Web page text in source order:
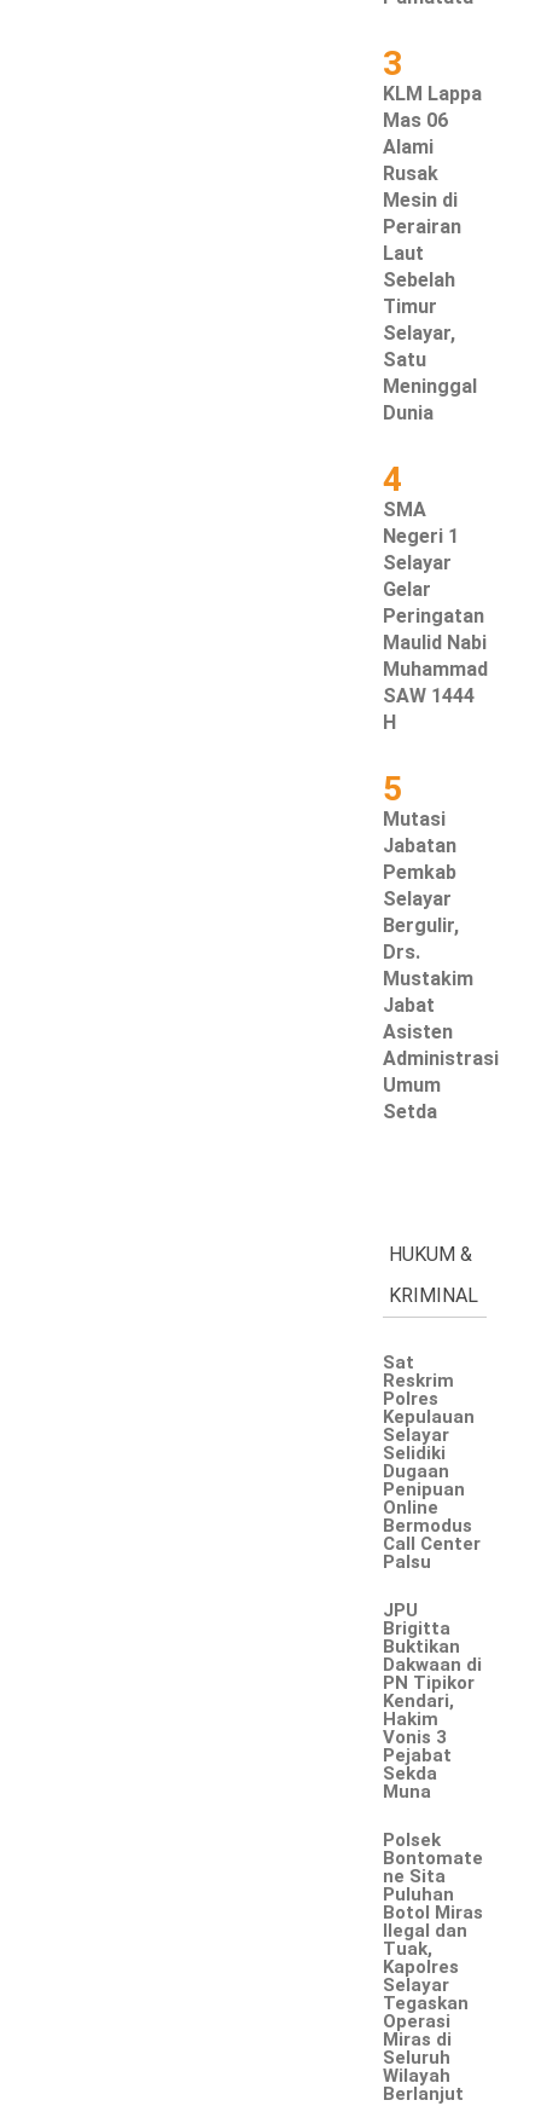
3
KLM Lappa
Mas 06
Alami
Rusak
Mesin di
Perairan
Laut
Sebelah
Timur
Selayar,
Satu
Meninggal
Dunia
4
SMA
Negeri 1
Selayar
Gelar
Peringatan
Maulid Nabi
Muhammad
SAW 1444
H
5
Mutasi
Jabatan
Pemkab
Selayar
Bergulir,
Drs.
Mustakim
Jabat
Asisten
Administrasi
Umum
Setda
HUKUM &
KRIMINAL
Sat
Reskrim
Polres
Kepulauan
Selayar
Selidiki
Dugaan
Penipuan
Online
Bermodus
Call Center
Palsu
JPU
Brigitta
Buktikan
Dakwaan di
PN Tipikor
Kendari,
Hakim
Vonis 3
Pejabat
Sekda
Muna
Polsek
Bontomate
ne Sita
Puluhan
Botol Miras
Ilegal dan
Tuak,
Kapolres
Selayar
Tegaskan
Operasi
Miras di
Seluruh
Wilayah
Berlanjut